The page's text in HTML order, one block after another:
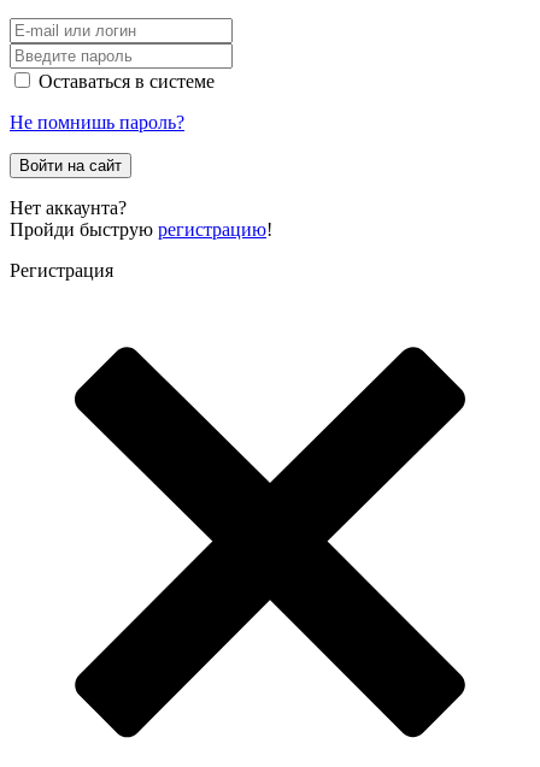
Оставаться в системе
Не помнишь пароль?
Войти на сайт
Нет аккаунта?
Пройди быструю регистрацию!
Регистрация